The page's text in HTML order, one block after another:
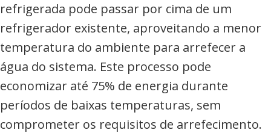
refrigerada pode passar por cima de um
refrigerador existente, aproveitando a menor
temperatura do ambiente para arrefecer a
água do sistema. Este processo pode
economizar até 75% de energia durante
períodos de baixas temperaturas, sem
comprometer os requisitos de arrefecimento.